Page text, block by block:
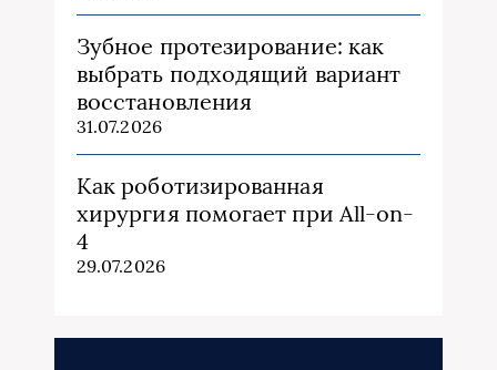
Зубное протезирование: как
выбрать подходящий вариант
восстановления
31.07.2026
Как роботизированная
хирургия помогает при All-on-
4
29.07.2026